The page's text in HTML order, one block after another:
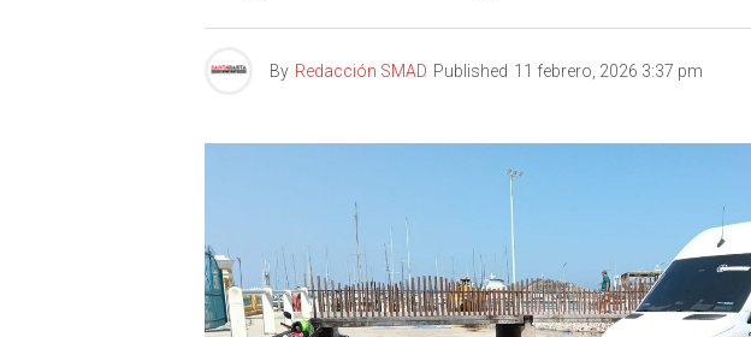
By Redacción SMAD Published 11 febrero, 2026 3:37 pm